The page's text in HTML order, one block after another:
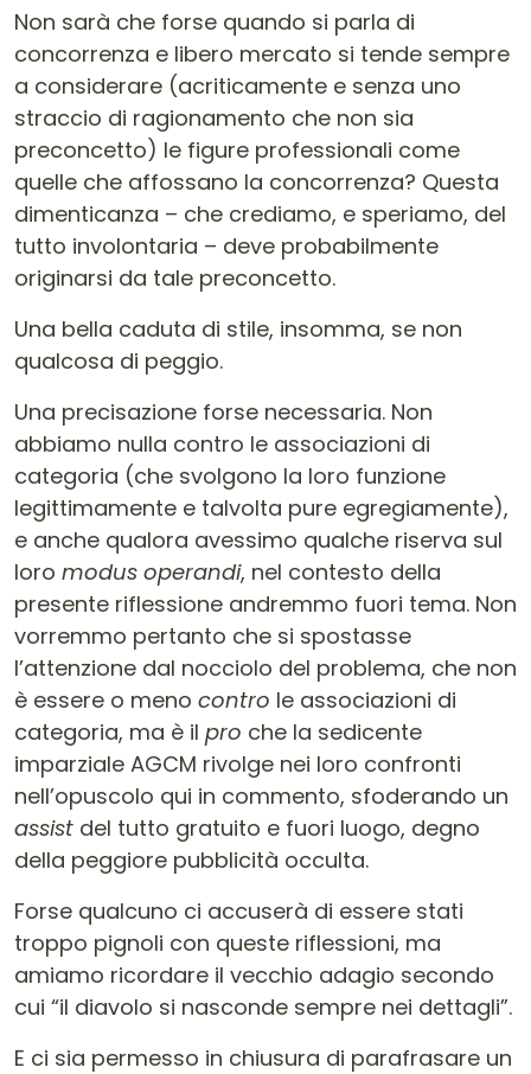
Non sarà che forse quando si parla di
concorrenza e libero mercato si tende sempre
a considerare (acriticamente e senza uno
straccio di ragionamento che non sia
preconcetto) le figure professionali come
quelle che affossano la concorrenza? Questa
dimenticanza – che crediamo, e speriamo, del
tutto involontaria – deve probabilmente
originarsi da tale preconcetto.
Una bella caduta di stile, insomma, se non
qualcosa di peggio.
Una precisazione forse necessaria. Non
abbiamo nulla contro le associazioni di
categoria (che svolgono la loro funzione
legittimamente e talvolta pure egregiamente),
e anche qualora avessimo qualche riserva sul
loro modus operandi, nel contesto della
presente riflessione andremmo fuori tema. Non
vorremmo pertanto che si spostasse
l’attenzione dal nocciolo del problema, che non
è essere o meno contro le associazioni di
categoria, ma è il pro che la sedicente
imparziale AGCM rivolge nei loro confronti
nell’opuscolo qui in commento, sfoderando un
assist del tutto gratuito e fuori luogo, degno
della peggiore pubblicità occulta.
Forse qualcuno ci accuserà di essere stati
troppo pignoli con queste riflessioni, ma
amiamo ricordare il vecchio adagio secondo
cui “il diavolo si nasconde sempre nei dettagli”.
E ci sia permesso in chiusura di parafrasare un